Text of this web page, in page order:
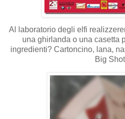
Al laboratorio degli elfi
una ghirlanda o una casetta
ingredienti? Cartoncino, lana,
Big